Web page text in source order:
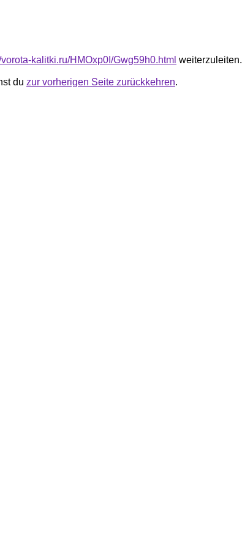
vorota-kalitki.ru/HMOxp0I/Gwg59h0.html weiterzuleiten.
du zur vorherigen Seite zurückkehren.